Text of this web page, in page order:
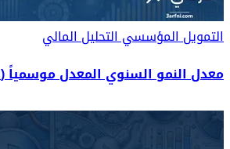
التمويل المؤسسيالتحليل المالي
معدل النمو السنوي المعدل موسمياً (SAAR): الحسابات والأمثلة